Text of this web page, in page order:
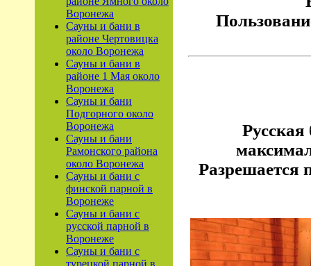
Воронежа
Сауны и бани в
районе Чертовицка
около Воронежа
Сауны и бани в
районе 1 Мая около
Воронежа
Сауны и бани
Подгорного около
Воронежа
Сауны и бани
Рамонского района
около Воронежа
Сауны и бани с
финской парной в
Воронеже
Сауны и бани с
русской парной в
Воронеже
Сауны и бани с
турецкой парной в
Русская
Разрешается